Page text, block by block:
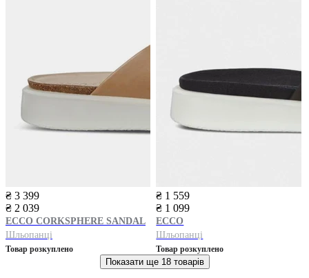
₴ 3 399
₴ 2 039
ECCO CORKSPHERE SANDAL
Шльопанці
Товар розкуплено
₴ 1 559
₴ 1 099
ECCO
Шльопанці
Товар розкуплено
Показати ще 18 товарів